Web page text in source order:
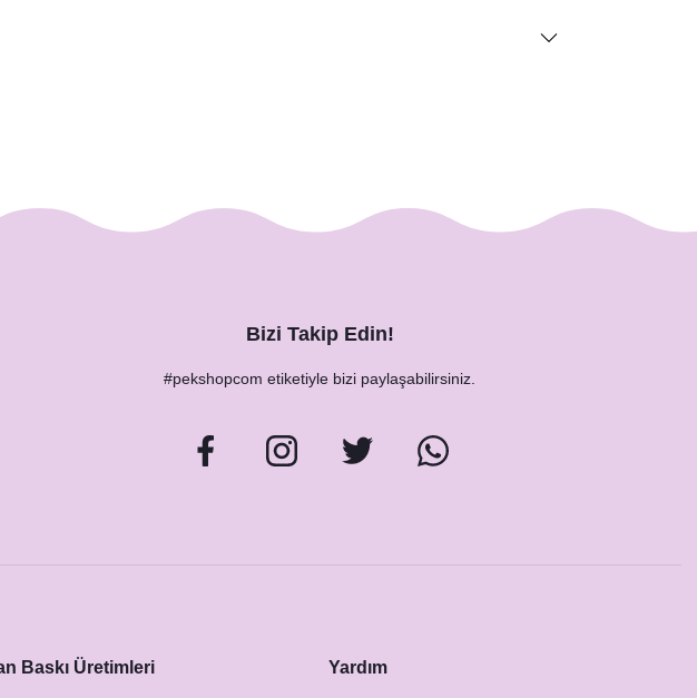
Bizi Takip Edin!
#pekshopcom etiketiyle bizi paylaşabilirsiniz.
Baskı Üretimleri Yardım